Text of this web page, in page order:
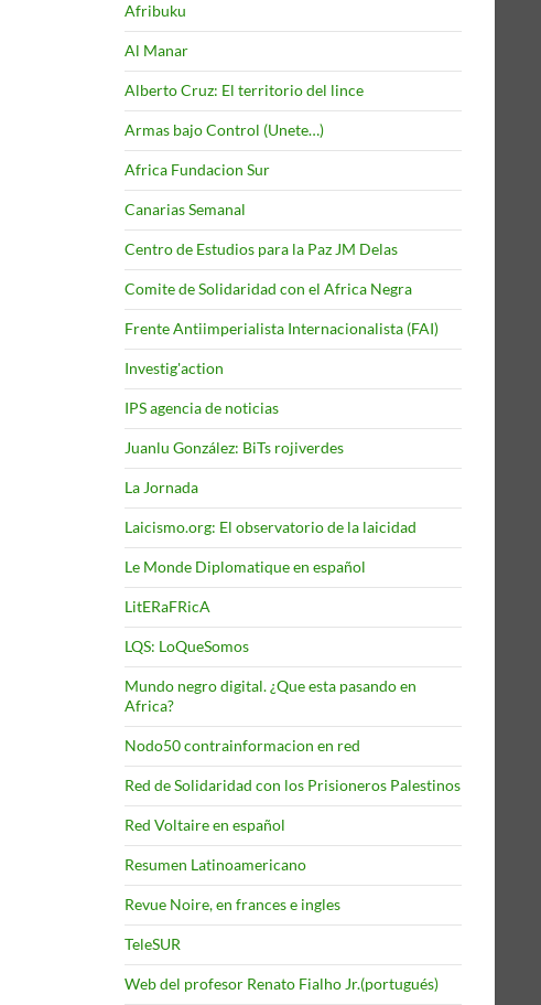
Afribuku
Al Manar
Alberto Cruz: El territorio del lince
Armas bajo Control (Unete…)
Africa Fundacion Sur
Canarias Semanal
Centro de Estudios para la Paz JM Delas
Comite de Solidaridad con el Africa Negra
Frente Antiimperialista Internacionalista (FAI)
Investig'action
IPS agencia de noticias
Juanlu González: BiTs rojiverdes
La Jornada
Laicismo.org: El observatorio de la laicidad
Le Monde Diplomatique en español
LitERaFRicA
LQS: LoQueSomos
Mundo negro digital. ¿Que esta pasando en
Africa?
Nodo50 contrainformacion en red
Red de Solidaridad con los Prisioneros Palestinos
Red Voltaire en español
Resumen Latinoamericano
Revue Noire, en frances e ingles
TeleSUR
Web del profesor Renato Fialho Jr.(portugués)